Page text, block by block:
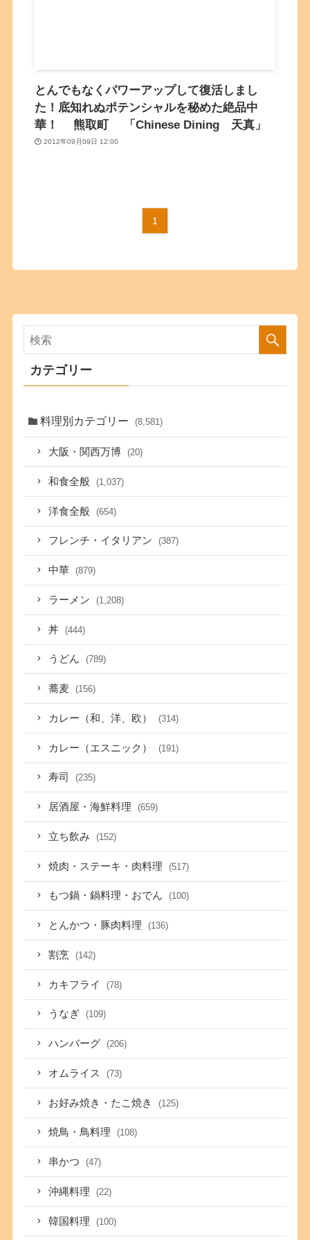
とんでもなくパワーアップして復活しまし
た！底知れぬポテンシャルを秘めた絶品中
華！ 熊取町 「Chinese Dining 天真」
2012年09月09日 12:00
1
カテゴリー
料理別カテゴリー (8,581)
大阪・関西万博 (20)
和食全般 (1,037)
洋食全般 (654)
フレンチ・イタリアン (387)
中華 (879)
ラーメン (1,208)
丼 (444)
うどん (789)
蕎麦 (156)
カレー（和、洋、欧） (314)
カレー（エスニック） (191)
寿司 (235)
居酒屋・海鮮料理 (659)
立ち飲み (152)
焼肉・ステーキ・肉料理 (517)
もつ鍋・鍋料理・おでん (100)
とんかつ・豚肉料理 (136)
割烹 (142)
カキフライ (78)
うなぎ (109)
ハンバーグ (206)
オムライス (73)
お好み焼き・たこ焼き (125)
焼鳥・鳥料理 (108)
串かつ (47)
沖縄料理 (22)
韓国料理 (100)